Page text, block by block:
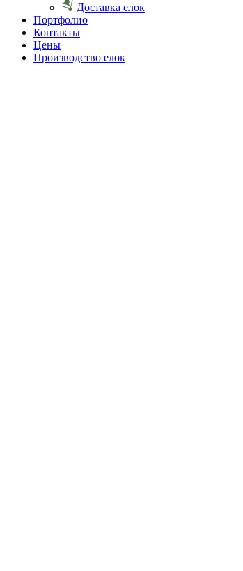
Доставка елок
Портфолио
Контакты
Цены
Производство елок